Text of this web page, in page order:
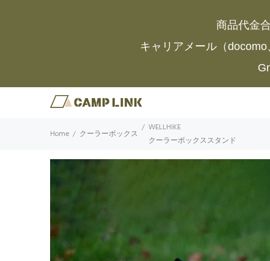
商品代金
キャリアメール（
Home クーラーボックス
WELLHIKE
クーラーボックススタンド